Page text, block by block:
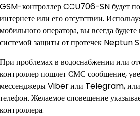
GSM-контроллер CCU706-SN будет
интернете или его отсутствии.
мобильного оператора, вы всегда
системой защиты от протечек
При проблемах в водоснабжении или
контроллер пошлет СМС сообщение,
мессенджеры Viber или Telegram, или
телефон. Желаемое оповещение
контроллера.